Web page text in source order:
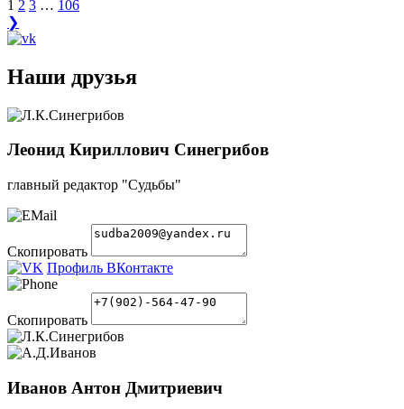
1 2 3 … 106
❯
Наши друзья
Леонид Кириллович Синегрибов
главный редактор "Судьбы"
Скопировать
Профиль ВКонтакте
Скопировать
Иванов Антон Дмитриевич